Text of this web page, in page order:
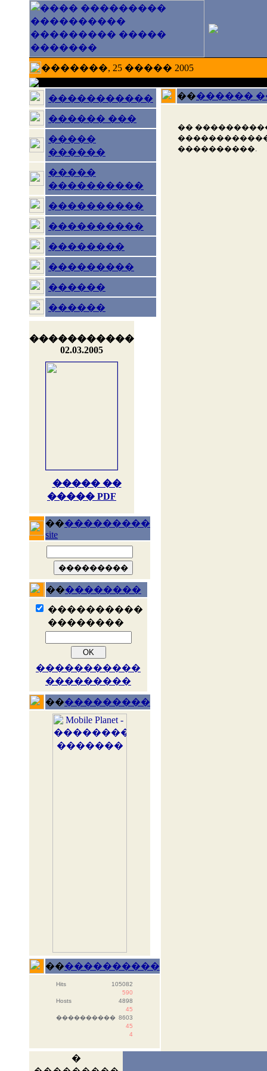
�������, 25 ����� 2005
�����������
������ ���
�����
������
�����
����������
����������
����������
��������
���������
������
������
�����������
02.03.2005
����� ��
����� PDF
�����������
site
����������
����������
��������
�����������
���������
�����������
������������
Hits
105082
590
Hosts
4898
45
���������� 8603
45
4
��������
��
����������.
�